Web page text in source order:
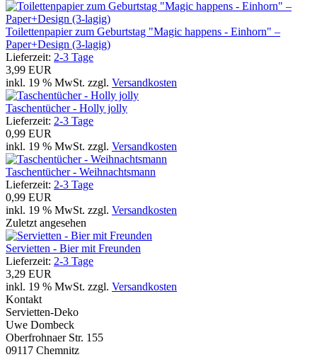
Toilettenpapier zum Geburtstag "Magic happens - Einhorn" –
Paper+Design (3-lagig)
Lieferzeit: 2-3 Tage
3,99 EUR
inkl. 19 % MwSt. zzgl. Versandkosten
Taschentücher - Holly jolly
Lieferzeit: 2-3 Tage
0,99 EUR
inkl. 19 % MwSt. zzgl. Versandkosten
Taschentücher - Weihnachtsmann
Lieferzeit: 2-3 Tage
0,99 EUR
inkl. 19 % MwSt. zzgl. Versandkosten
Zuletzt angesehen
Servietten - Bier mit Freunden
Lieferzeit: 2-3 Tage
3,29 EUR
inkl. 19 % MwSt. zzgl. Versandkosten
Kontakt
Servietten-Deko
Uwe Dombeck
Oberfrohnaer Str. 155
09117 Chemnitz